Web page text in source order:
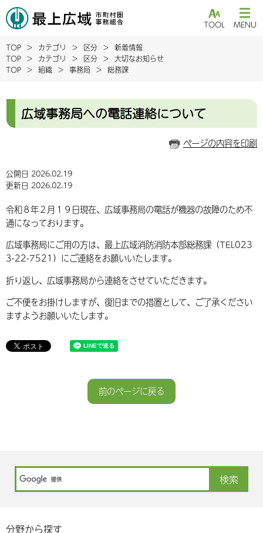
TOOL MENU
TOP カテゴリ 区分
新着情報
TOP
カテゴリ 区分
大切なお知らせ
TOP
組織 事務局 総務課
広域事務局への電話連絡について
ページの内容を印刷
公開日 2026.02.19
更新日 2026.02.19
令和８年２月１９日現在、広域事務局の電話が機器の故障のため不
通になっております。
広域事務局にご用の方は、最上広域消防消防本部総務課（TEL023
3-22-7521）にご連絡をお願いいたします。
折り返し、広域事務局から連絡をさせていただきます。
ご不便をお掛けしますが、復旧までの措置として、ご了承ください
ますようお願いいたします。
前のページに戻る
分野から探す